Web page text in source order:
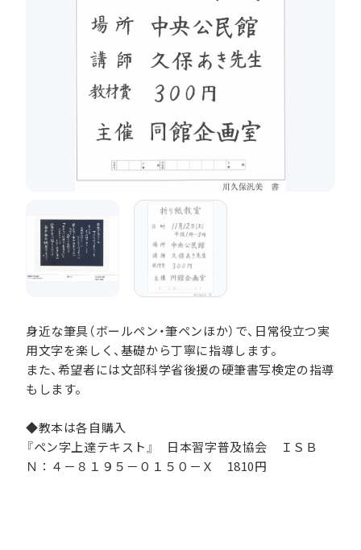
身近な筆具（ボールペン・筆ペンほか）で、日常役立つ実
用文字を楽しく、基礎から丁寧に指導します。
また、希望者には文部科学省後援の硬筆書写検定の指導
もします。
◆教本は各自購入
『ペン字上達テキスト』 日本習字普及協会 ＩＳＢ
Ｎ：４－８１９５－０１５０－Ｘ 1810円